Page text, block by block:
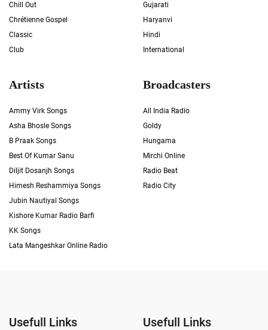
Chill Out
Chrétienne Gospel
Classic
Club
Gujarati
Haryanvi
Hindi
International
Artists
Ammy Virk Songs
Asha Bhosle Songs
B Praak Songs
Best Of Kumar Sanu
Diljit Dosanjh Songs
Himesh Reshammiya Songs
Jubin Nautiyal Songs
Kishore Kumar Radio Barfi
KK Songs
Lata Mangeshkar Online Radio
Broadcasters
All India Radio
Goldy
Hungama
Mirchi Online
Radio Beat
Radio City
Usefull Links Usefull Links